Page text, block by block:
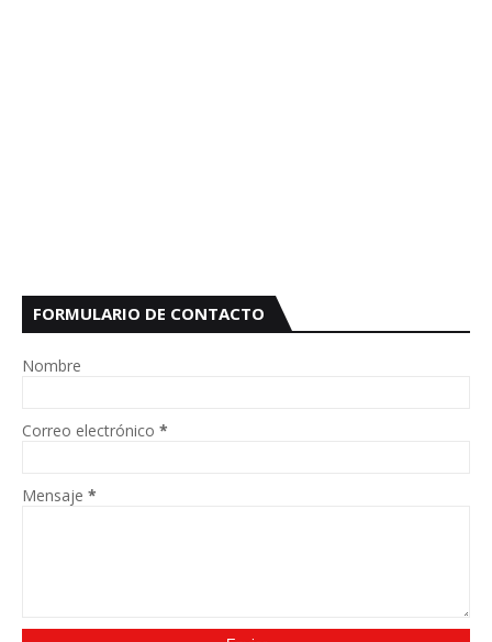
FORMULARIO DE CONTACTO
Nombre
Correo electrónico *
Mensaje *